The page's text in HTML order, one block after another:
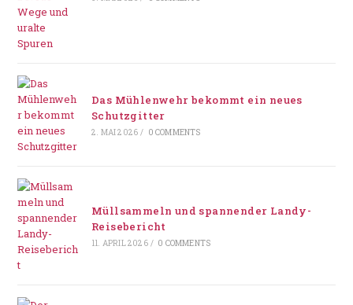
Das Mühlenwehr bekommt ein neues
Schutzgitter
2. MAI 2026 / 0 COMMENTS
Müllsammeln und spannender Landy-
Reisebericht
11. APRIL 2026 / 0 COMMENTS